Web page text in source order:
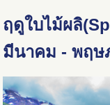
ฤดูใบไม้ผลิ
มีนาคม - พฤษ